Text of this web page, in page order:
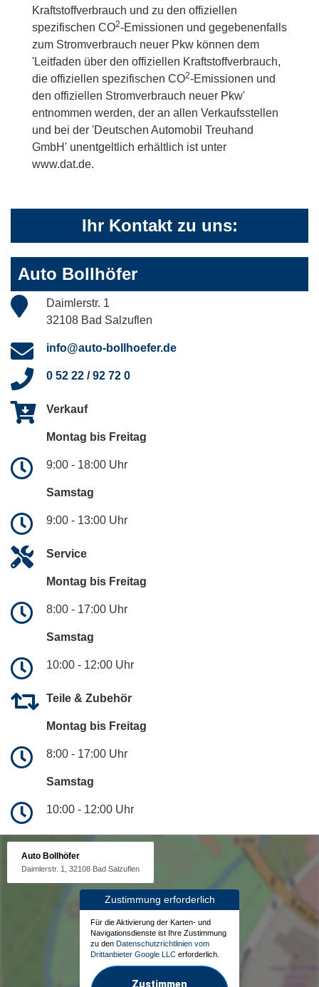
Kraftstoffverbrauch und zu den offiziellen
spezifischen CO2-Emissionen und gegebenenfalls
zum Stromverbrauch neuer Pkw können dem
'Leitfaden über den offiziellen Kraftstoffverbrauch,
die offiziellen spezifischen CO2-Emissionen und
den offiziellen Stromverbrauch neuer Pkw'
entnommen werden, der an allen Verkaufsstellen
und bei der 'Deutschen Automobil Treuhand
GmbH' unentgeltlich erhältlich ist unter
www.dat.de.
Ihr Kontakt zu uns:
Auto Bollhöfer
Daimlerstr. 1
32108 Bad Salzuflen
info@auto-bollhoefer.de
0 52 22 / 92 72 0
Verkauf
Montag bis Freitag
9:00 - 18:00 Uhr
Samstag
9:00 - 13:00 Uhr
Service
Montag bis Freitag
8:00 - 17:00 Uhr
Samstag
10:00 - 12:00 Uhr
Teile & Zubehör
Montag bis Freitag
8:00 - 17:00 Uhr
Samstag
10:00 - 12:00 Uhr
Auto Bollhöfer
Daimlerstr. 1, 32108 Bad Salzuflen
Zustimmung erforderlich
Für die Aktivierung der Karten- und
Navigationsdienste ist Ihre Zustimmung
zu den Datenschutzrichtlinien vom
Drittanbieter Google LLC erforderlich.
Zustimmen